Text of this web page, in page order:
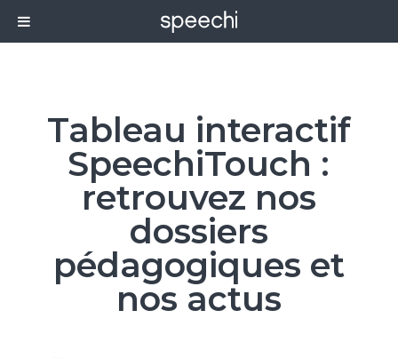
Tableau interactif
SpeechiTouch :
retrouvez nos
dossiers
pédagogiques et
nos actus